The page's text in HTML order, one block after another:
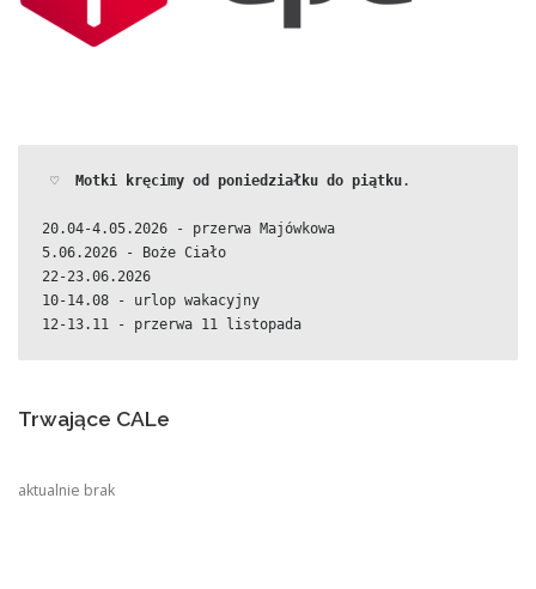
♡ Motki kręcimy od poniedziałku do piątku.
20.04-4.05.2026 - przerwa Majówkowa
5.06.2026 - Boże Ciało
22-23.06.2026
10-14.08 - urlop wakacyjny
12-13.11 - przerwa 11 listopada
Trwające CALe
aktualnie brak